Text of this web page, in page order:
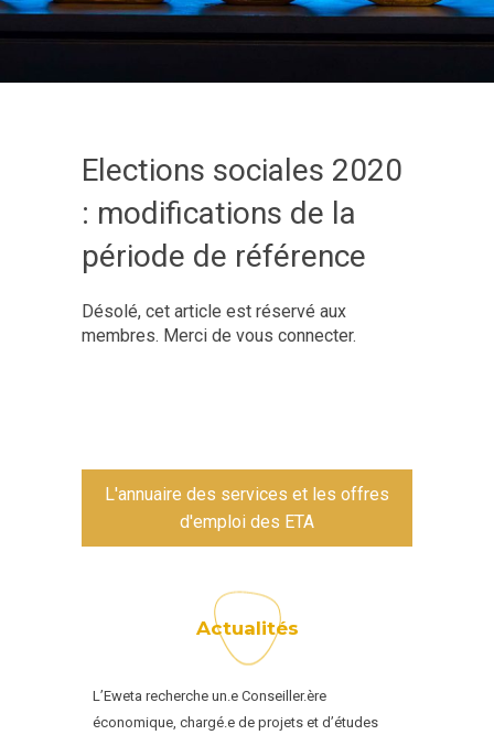
Elections sociales 2020
: modifications de la
période de référence
Désolé, cet article est réservé aux
membres. Merci de vous connecter.
L'annuaire des services et les offres
d'emploi des ETA
Actualités
L’Eweta recherche un.e Conseiller.ère
économique, chargé.e de projets et d’études